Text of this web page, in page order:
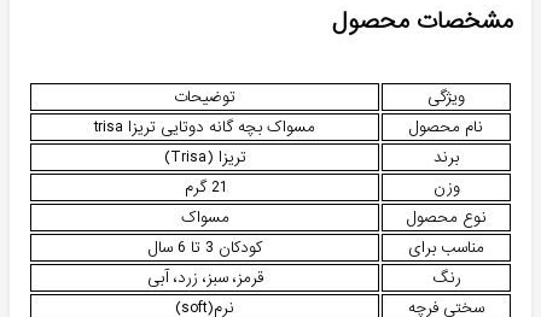
مشخصات محصول
ویژگی
توضیحات
نام محصول
مسواک بچه گانه دوتایی تریزا trisa
برند
تریزا (Trisa)
وزن
21 گرم
نوع محصول
مسواک
مناسب برای
کودکان 3 تا 6 سال
رنگ
قرمز، سبز، زرد، آبی
سختی فرچه
نرم(soft)